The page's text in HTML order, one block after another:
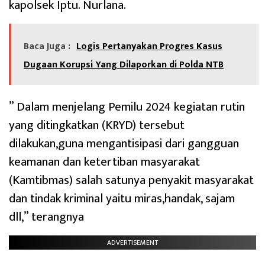
kapolsek Iptu. Nurlana.
Baca Juga : Logis Pertanyakan Progres Kasus
Dugaan Korupsi Yang Dilaporkan di Polda NTB
” Dalam menjelang Pemilu 2024 kegiatan rutin
yang ditingkatkan (KRYD) tersebut
dilakukan,guna mengantisipasi dari gangguan
keamanan dan ketertiban masyarakat
(Kamtibmas) salah satunya penyakit masyarakat
dan tindak kriminal yaitu miras,handak, sajam
dll,” terangnya
ADVERTISEMENT